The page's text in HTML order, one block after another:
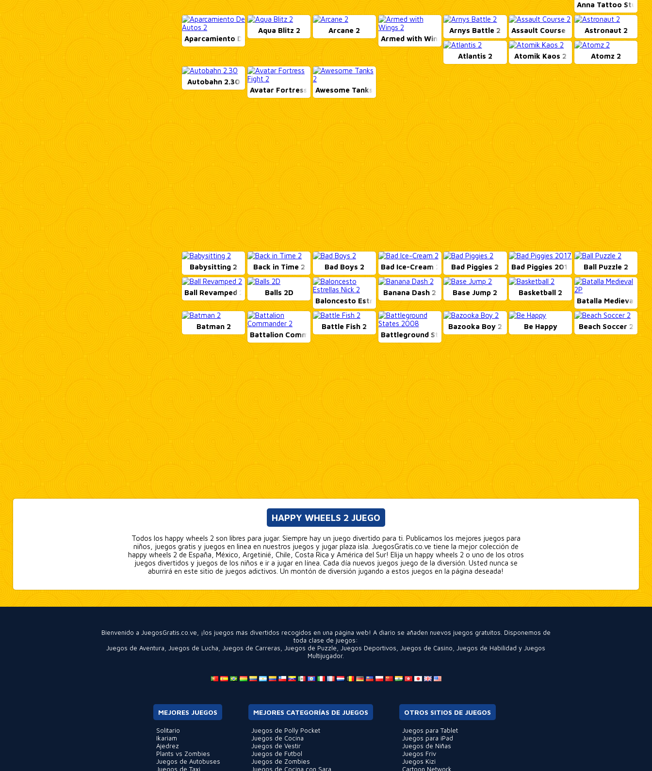
Anna Tattoo Studio
Aparcamiento De Aut...
Aqua Blitz 2
Arcane 2
Armed with Wings 2
Arnys Battle 2 Assault Course 2 Astronaut 2
Atlantis 2 Atomik Kaos 2 Atomz 2
Autobahn 2.30
Avatar Fortress Fig...Awesome Tanks 2
Babysitting 2 Back in Time 2 Bad Boys 2 Bad Ice-Cream 2 Bad Piggies 2 Bad Piggies 2017 Ball Puzzle 2
Ball Revamped 2
Balls 2D
Baloncesto Estrella...
Banana Dash 2 Base Jump 2
Basketball 2
Batalla Medieval 2P
Batman 2
Battalion Commander...
Battle Fish 2
Battleground States...
Bazooka Boy 2 Be Happy Beach Soccer 2
HAPPY WHEELS 2 JUEGO
Todos los happy wheels 2 son libres para jugar. Siempre hay un juego divertido para ti. Publicamos los mejores juegos para
niños, juegos gratis y juegos en linea en nuestros juegos y jugar plaza isla. JuegosGratis.co.ve tiene la mejor colección de
happy wheels 2 de España, México, Argetinië, Chile, Costa Rica y América del Sur! Elija un happy wheels 2 o uno de los otros
juegos divertidos y juegos de los niños e ir a jugar en línea. Cada día nuevos juegos juego de la diversión. Usted nunca se
aburrirá en este sitio de juegos adictivos. Un montón de diversión jugando a estos juegos en la página deseada!
Bienvenido a JuegosGratis.co.ve, ¡los juegos más divertidos recogidos en una página web! A diario se añaden nuevos juegos gratuitos. Disponemos de
toda clase de juegos:
Juegos de Aventura ,Juegos de Lucha ,Juegos de Carreras ,Juegos de Puzzle ,Juegos Deportivos ,Juegos de Casino ,Juegos de Habilidad yJuegos
Multijugador.
MEJORES JUEGOS
Solitario
Ikariam
Ajedrez
Plants vs Zombies
Juegos de Autobuses
Juegos de Taxi
MEJORES CATEGORÍAS DE JUEGOS
Juegos de Polly Pocket
Juegos de Cocina
Juegos de Vestir
Juegos de Futbol
Juegos de Zombies
Juegos de Cocina con Sara
OTROS SITIOS DE JUEGOS
Juegos para Tablet
Juegos para iPad
Juegos de Niñas
Juegos Friv
Juegos Kizi
Cartoon Network